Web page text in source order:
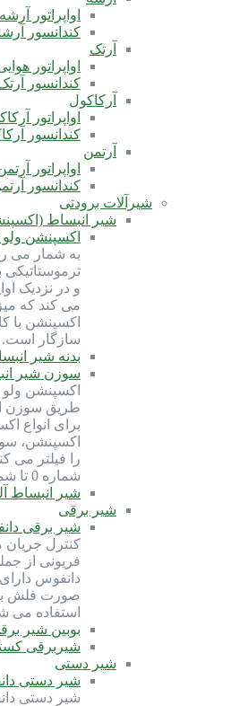
اواپراتور آرشه
کندانسور
آرتک
اواپراتور
کندانسور
آرکاکول
اواپراتور
کندانسور
آرتمن
اواپراتور
کندانسور
شیرآلات برودتی
شیر انبساط
اکسپنشن
و در نزدیک
می کند که
سازگار است. برای استعلام
بدنه شیر
سوزن شیر
اکسپنشن
طریق سوزن
اکسپنشن،
شماره 0 تا شماره 6 استفاده کرد. برای اکسپنشن بدنه 5 دانفوس می توان از سوزن شماره 1 تا شماره 4 استفاده کرد. برای…
شیر انبساط
شیر برقی
شیر برقی
کنترل
صورت فلش
استفاده می
بوبین شیر
شیربرقی
شیر دستی
شیر دستی
شیر دستی